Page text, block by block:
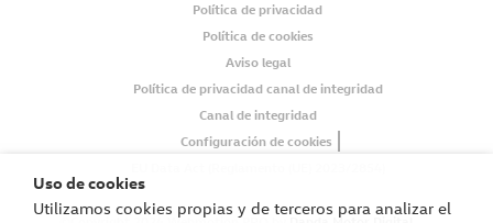
Política de privacidad
Política de cookies
Aviso legal
Política de privacidad canal de integridad
Canal de integridad
Configuración de cookies
Uso de cookies
Utilizamos cookies propias y de terceros para analizar el